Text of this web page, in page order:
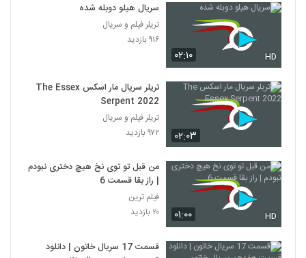
۰۲:۱۰ HD
سریال هیلو دوبله شده
تریلر فیلم و سریال
۹۱۶ بازدید
۰۲:۰۳
تریلر سریال مار اسکس The Essex
Serpent 2022
تریلر فیلم و سریال
۹۷۲ بازدید
۰۱:۰۰ HD
من قبل تو توی نخ هیچ دختری نبودم
| راز بقا قسمت 6
فیلم ترین
۲۰ بازدید
قسمت 17 سریال خاتون | دانلود